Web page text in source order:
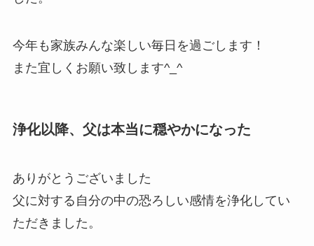
今年も家族みんな楽しい毎日を過ごします！
また宜しくお願い致します^_^
浄化以降、父は本当に穏やかになった
ありがとうございました
父に対する自分の中の恐ろしい感情を浄化してい
ただきました。